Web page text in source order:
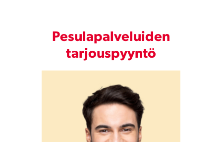
Pesulapalveluiden
tarjouspyyntö